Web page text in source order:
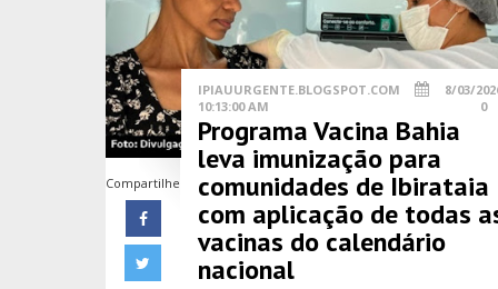
Compartilhe
IPIAUURGENTE.BLOGSPOT.COM
8/03/
10:13:00 AM
0
Programa Vacina Bahia
leva imunização para
comunidades de Ibirataia
com aplicação de todas
vacinas do calendário
nacional